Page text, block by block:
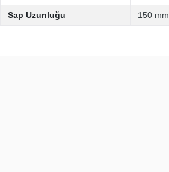
Sap Uzunluğu 150 mm